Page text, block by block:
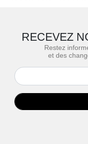
RECEVEZ
Restez
et des